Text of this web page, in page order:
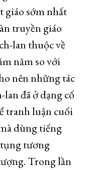
giáo sớm nhất
truyền giáo
lan thuộc về
năm so với
nên những tác
đã ở dạng cố
tranh luận cuối
dùng tiếng
tương
Trong lần